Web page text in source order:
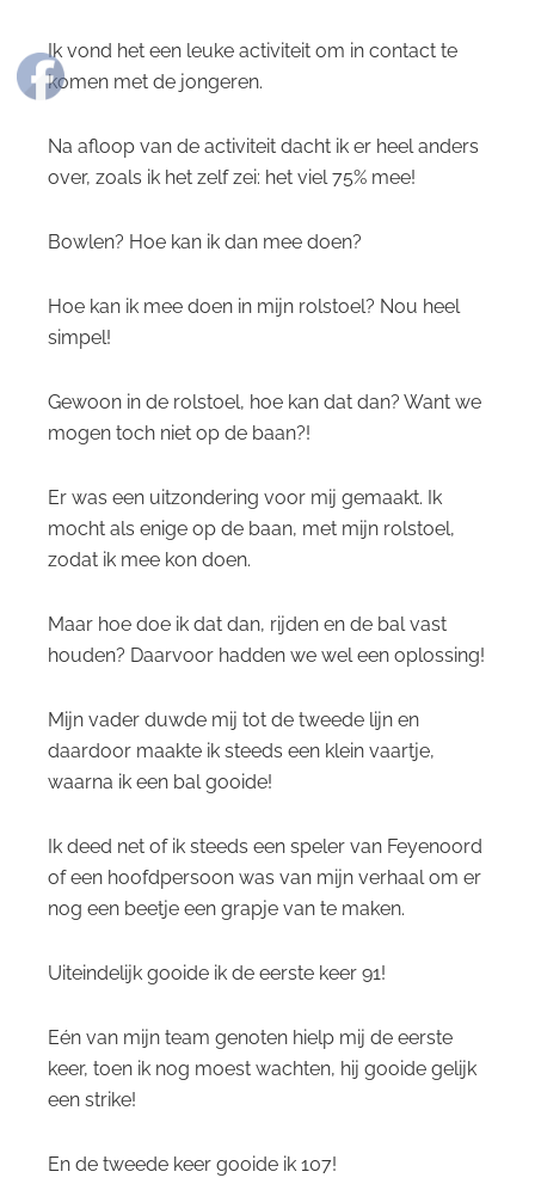
Ik vond het een leuke activiteit om in contact te
komen met de jongeren.
Na afloop van de activiteit dacht ik er heel anders
over, zoals ik het zelf zei: het viel 75% mee!
Bowlen? Hoe kan ik dan mee doen?
Hoe kan ik mee doen in mijn rolstoel? Nou heel
simpel!
Gewoon in de rolstoel, hoe kan dat dan? Want we
mogen toch niet op de baan?!
Er was een uitzondering voor mij gemaakt. Ik
mocht als enige op de baan, met mijn rolstoel,
zodat ik mee kon doen.
Maar hoe doe ik dat dan, rijden en de bal vast
houden? Daarvoor hadden we wel een oplossing!
Mijn vader duwde mij tot de tweede lijn en
daardoor maakte ik steeds een klein vaartje,
waarna ik een bal gooide!
Ik deed net of ik steeds een speler van Feyenoord
of een hoofdpersoon was van mijn verhaal om er
nog een beetje een grapje van te maken.
Uiteindelijk gooide ik de eerste keer 91!
Eén van mijn team genoten hielp mij de eerste
keer, toen ik nog moest wachten, hij gooide gelijk
een strike!
En de tweede keer gooide ik 107!